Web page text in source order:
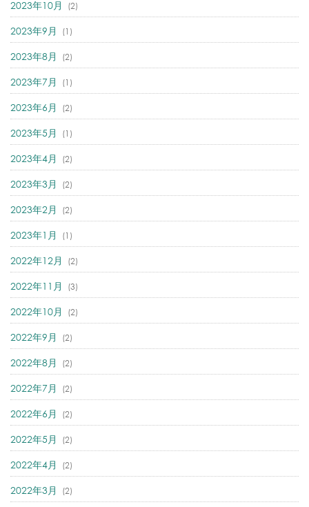
2023年10月 (2)
2023年9月 (1)
2023年8月 (2)
2023年7月 (1)
2023年6月 (2)
2023年5月 (1)
2023年4月 (2)
2023年3月 (2)
2023年2月 (2)
2023年1月 (1)
2022年12月 (2)
2022年11月 (3)
2022年10月 (2)
2022年9月 (2)
2022年8月 (2)
2022年7月 (2)
2022年6月 (2)
2022年5月 (2)
2022年4月 (2)
2022年3月 (2)